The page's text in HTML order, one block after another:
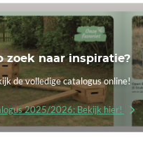
zoek naar inspiratie?
de volledige catalogus online!
2025/2026: Bekijk hier!